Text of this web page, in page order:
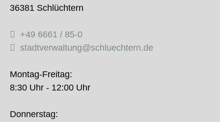
36381 Schlüchtern
+49 6661 / 85-0
stadtverwaltung@schluechtern.de
Montag-Freitag:
8:30 Uhr - 12:00 Uhr
Donnerstag: